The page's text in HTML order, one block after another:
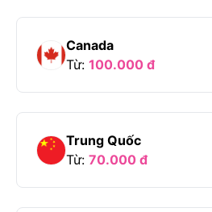
Canada
Từ: 100.000 đ
Trung Quốc
Từ: 70.000 đ